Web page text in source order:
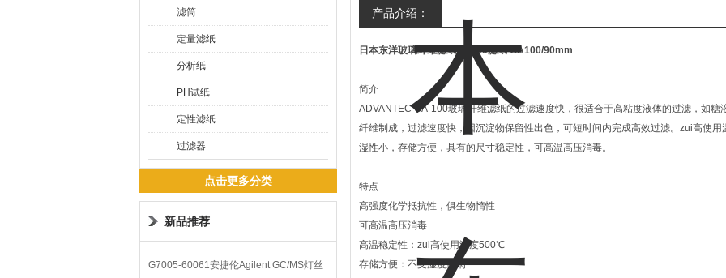
滤筒
定量滤纸
分析纸
PH试纸
定性滤纸
过滤器
点击更多分类
新品推荐
G7005-60061安捷伦Agilent GC/MS灯丝
产品介绍：
日本东洋玻璃纤维滤纸GA100滤纸GA100/90mm
简介
ADVANTEC GA-100玻璃纤维滤纸的过滤速度快，很适合于高粘度液体的过滤，如
纤维制成，过滤速度快，因沉淀物保留性出色，可短时间内完成高效过滤。zui高使
湿性小，存储方便，具有的尺寸稳定性，可高温高压消毒。
特点
高强度化学抵抗性，俱生物惰性
可高温高压消毒
高温稳定性：zui高使用温度500℃
存储方便：不受湿度影响